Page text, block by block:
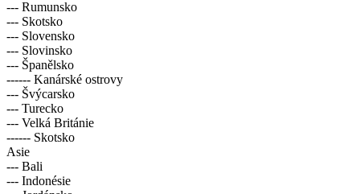
--- Rumunsko
--- Skotsko
--- Slovensko
--- Slovinsko
--- Španělsko
------ Kanárské ostrovy
--- Švýcarsko
--- Turecko
--- Velká Británie
------ Skotsko
Asie
--- Bali
--- Indonésie